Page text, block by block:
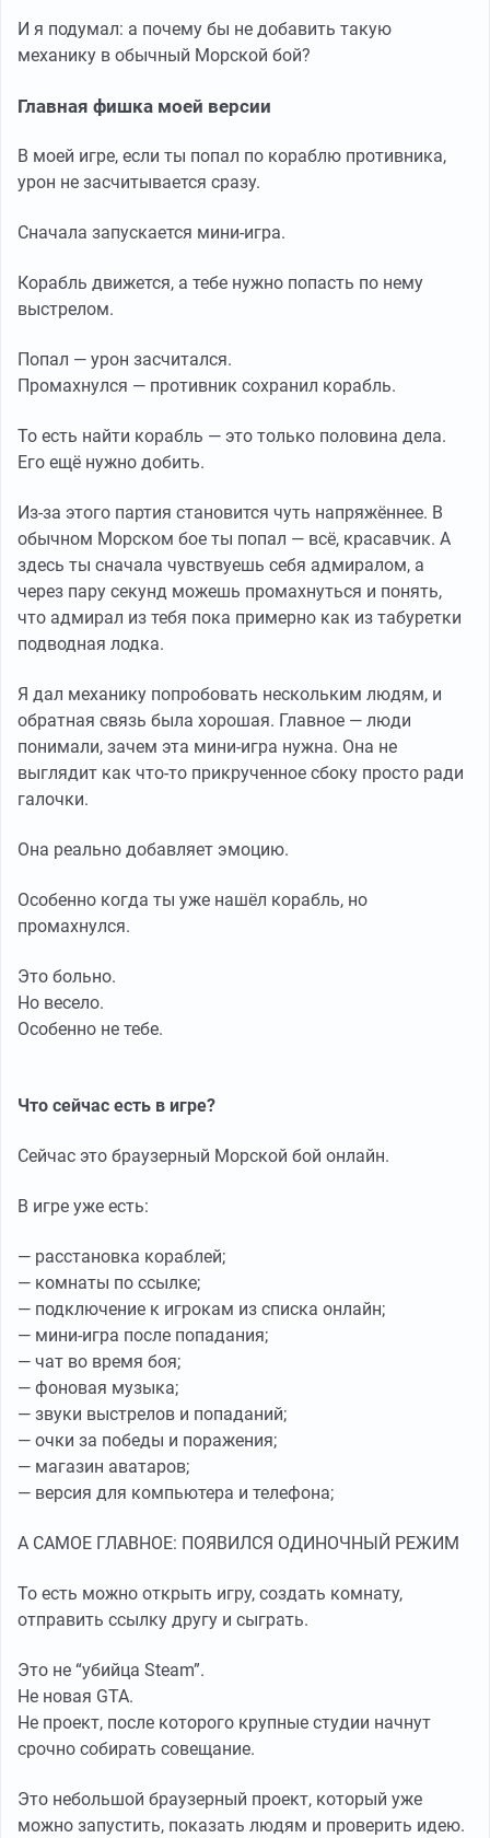
И я подумал: а почему бы не добавить такую
механику в обычный Морской бой?
Главная фишка моей версии
В моей игре, если ты попал по кораблю противника,
урон не засчитывается сразу.
Сначала запускается мини-игра.
Корабль движется, а тебе нужно попасть по нему
выстрелом.
Попал — урон засчитался.
Промахнулся — противник сохранил корабль.
То есть найти корабль — это только половина дела.
Его ещё нужно добить.
Из-за этого партия становится чуть напряжённее. В
обычном Морском бое ты попал — всё, красавчик. А
здесь ты сначала чувствуешь себя адмиралом, а
через пару секунд можешь промахнуться и понять,
что адмирал из тебя пока примерно как из табуретки
подводная лодка.
Я дал механику попробовать нескольким людям, и
обратная связь была хорошая. Главное — люди
понимали, зачем эта мини-игра нужна. Она не
выглядит как что-то прикрученное сбоку просто ради
галочки.
Она реально добавляет эмоцию.
Особенно когда ты уже нашёл корабль, но
промахнулся.
Это больно.
Но весело.
Особенно не тебе.
Что сейчас есть в игре?
Сейчас это браузерный Морской бой онлайн.
В игре уже есть:
— расстановка кораблей;
— комнаты по ссылке;
— подключение к игрокам из списка онлайн;
— мини-игра после попадания;
— чат во время боя;
— фоновая музыка;
— звуки выстрелов и попаданий;
— очки за победы и поражения;
— магазин аватаров;
— версия для компьютера и телефона;
А САМОЕ ГЛАВНОЕ: ПОЯВИЛСЯ ОДИНОЧНЫЙ РЕЖИМ
То есть можно открыть игру, создать комнату,
отправить ссылку другу и сыграть.
Это не “убийца Steam”.
Не новая GTA.
Не проект, после которого крупные студии начнут
срочно собирать совещание.
Это небольшой браузерный проект, который уже
можно запустить, показать людям и проверить идею.